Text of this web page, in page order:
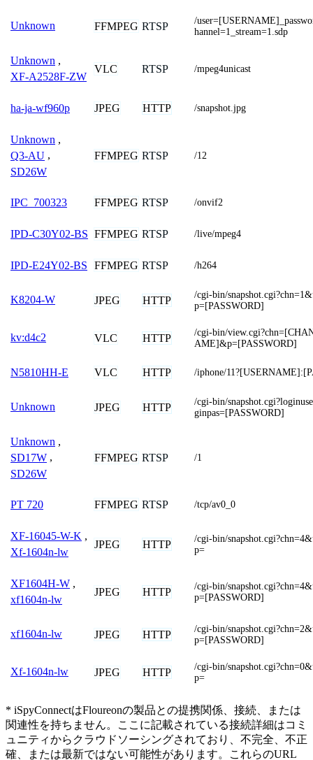
Unknown FFMPEG RTSP
/
hannel=1_stream=1.sdp
Unknown ,
XF-A2528F-ZW
VLC RTSP /mpeg4unicast
ha-ja-wf960p JPEG HTTP /snapshot.jpg
Unknown ,
Q3-AU ,
SD26W
FFMPEG RTSP /12
IPC_700323 FFMPEG RTSP /onvif2
IPD-C30Y02-BS FFMPEG RTSP /live/mpeg4
IPD-E24Y02-BS FFMPEG RTSP /h264
K8204-W JPEG HTTP
/cgi-bin/
p=[PASSWORD]
kv:d4c2 VLC HTTP
/cgi-bin/
AME]&p=[PASSWORD]
N5810HH-E VLC HTTP /iphone/
Unknown JPEG HTTP
/cgi-bin/
ginpas=[PASSWORD]
Unknown ,
SD17W ,
SD26W
FFMPEG RTSP /1
PT 720 FFMPEG RTSP /tcp/av0_0
XF-16045-W-K ,
Xf-1604n-lw
JPEG HTTP
/cgi-bin/
p=
XF1604H-W ,
xf1604n-lw
JPEG HTTP
/cgi-bin/
p=[PASSWORD]
xf1604n-lw JPEG HTTP
/cgi-bin/
p=[PASSWORD]
Xf-1604n-lw JPEG HTTP
/cgi-bin/
p=
* iSpyConnectはFloureonの製品との提携関係、接続、または
関連性を持ちません。ここに記載されている接続詳細はコミ
ュニティからクラウドソーシングされており、不完全、不正
確、または最新ではない可能性があります。これらのURL